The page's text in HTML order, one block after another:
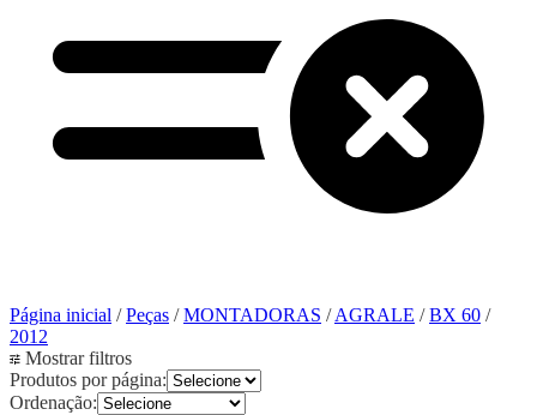
Página inicial /Peças /MONTADORAS /AGRALE /BX 60 /
2012
Mostrar filtros
Produtos por página:
Ordenação: